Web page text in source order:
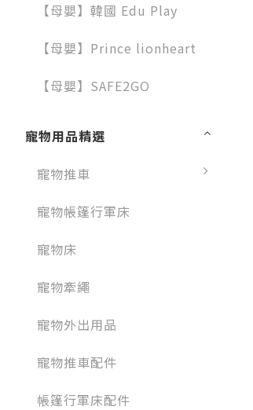
【母嬰】韓國 Edu Play
【母嬰】Prince lionheart
【母嬰】SAFE2GO
寵物用品精選
寵物推車
寵物帳篷行軍床
寵物床
寵物牽繩
寵物外出用品
寵物推車配件
帳篷行軍床配件